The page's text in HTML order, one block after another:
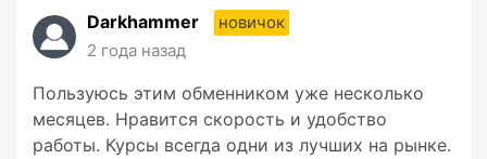
Darkhammer
новичок
2 года назад
Пользуюсь этим обменником уже несколько
месяцев. Нравится скорость и удобство
работы. Курсы всегда одни из лучших на рынке.